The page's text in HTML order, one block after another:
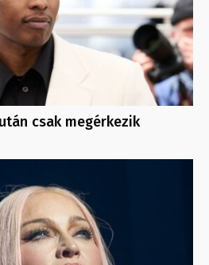
csak megérkezik